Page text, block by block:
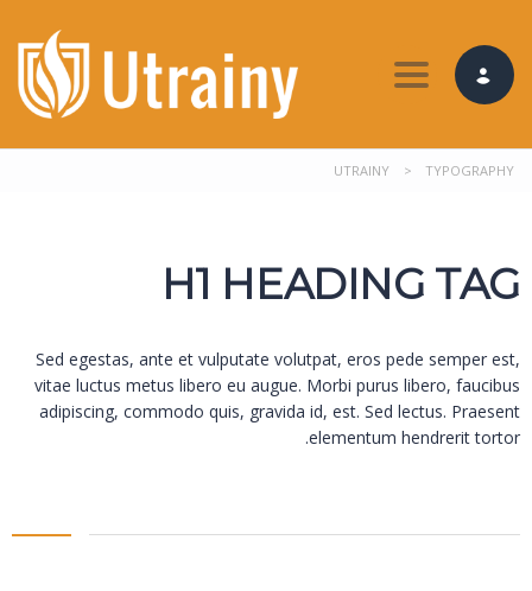
Toggle
UTRAINY > TYPOGRAPHY
H1 HEADING TAG
Sed egestas, ante et vulputate volutpat, eros pede semper est,
vitae luctus metus libero eu augue. Morbi purus libero, faucibus
adipiscing, commodo quis, gravida id, est. Sed lectus. Praesent
elementum hendrerit tortor.